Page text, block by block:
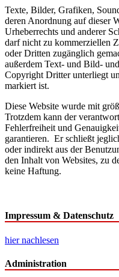
Texte, Bilder, Grafiken,
deren Anordnung auf dieser
Urheberrechts und anderer
darf nicht zu kommerziellen
oder Dritten zugänglich
außerdem Text- und Bild-
Copyright Dritter unterliegt
markiert ist.
Diese Website wurde mit
Trotzdem kann der
Fehlerfreiheit und
garantieren. Er schließt
oder indirekt aus der
den Inhalt von Websites, zu
keine Haftung.
Impressum & Datenschutz
hier nachlesen
Administration